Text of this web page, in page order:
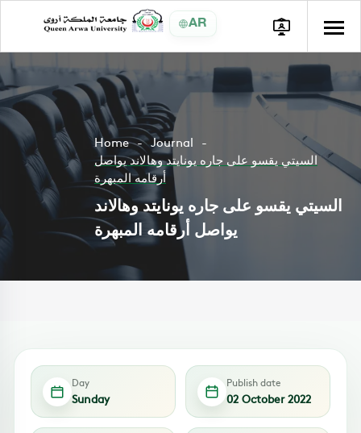
AR
Home
Journal
السيتي يقسو على جاره يونايتد وهالاند يواصل
أرقامه المبهرة
السيتي يقسو على جاره يونايتد وهالاند
يواصل أرقامه المبهرة
Day
Sunday
Publish date
02 October 2022